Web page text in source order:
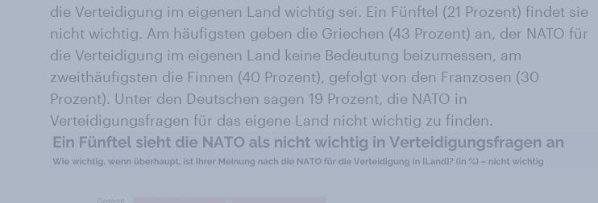
die Verteidigung im eigenen Land wichtig sei. Ein Fünftel (21 Prozent) findet sie
nicht wichtig. Am häufigsten geben die Griechen (43 Prozent) an, der NATO für
die Verteidigung im eigenen Land keine Bedeutung beizumessen, am
zweithäufigsten die Finnen (40 Prozent), gefolgt von den Franzosen (30
Prozent). Unter den Deutschen sagen 19 Prozent, die NATO in
Verteidigungsfragen für das eigene Land nicht wichtig zu finden.